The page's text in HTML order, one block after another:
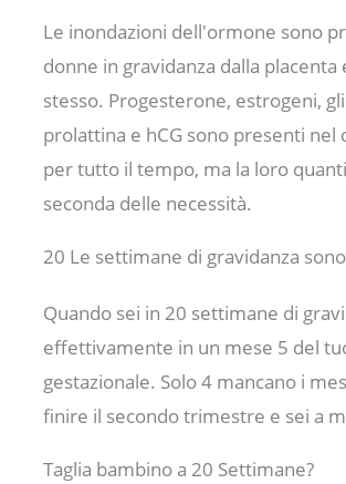
Le inondazioni dell'ormone sono
donne in gravidanza dalla placenta
stesso. Progesterone, estrogeni,
prolattina e hCG sono presenti nel
per tutto il tempo, ma la loro
seconda delle necessità.
20 Le settimane di gravidanza
Quando sei in 20 settimane di
effettivamente in un mese 5 del
gestazionale. Solo 4 mancano i
finire il secondo trimestre e sei a
Taglia bambino a 20 Settimane?